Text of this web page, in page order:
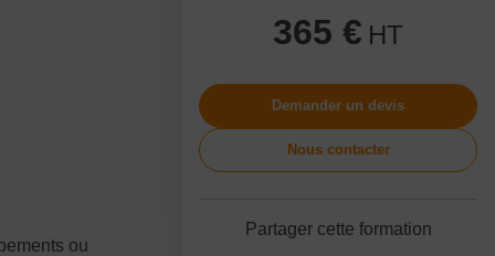
ou
365 € HT
Demander un devis
Nous contacter
Partager cette formation